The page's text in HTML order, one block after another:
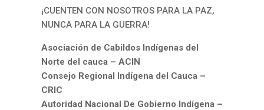
¡CUENTEN CON NOSOTROS PARA LA PAZ,
NUNCA PARA LA GUERRA!
Asociación de Cabildos Indígenas del
Norte del cauca – ACIN
Consejo Regional Indígena del Cauca –
CRIC
Autoridad Nacional De Gobierno Indígena –